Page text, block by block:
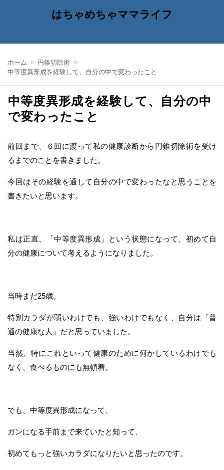
はちゃめちゃママライフ
ホーム
円錐切除術
中等度異形成を経験して、自分の中で変わったこと
中等度異形成を経験して、自分の中
で変わったこと
前回まで、６回に渡って私の健康診断から円錐切除術を受け
るまでのことを書きました。
今回はその経験を通して自分の中で変わったなと思うことを
書きたいと思います。
私は正直、「中等度異形成」という状態になって、初めて自
分の健康について考えるようになりました。
当時まだ25歳。
特別カラダが弱いわけでも、強いわけでもなく、自分は「普
通の健康な人」だと思っていました。
当然、特にこれといって健康のために何かしているわけでも
なく、食べるものにも無頓着。
でも、中等度異形成になって、
ガンになる手前まで来ていたと知って、
初めてもっと強いカラダになりたいと思ったのです。